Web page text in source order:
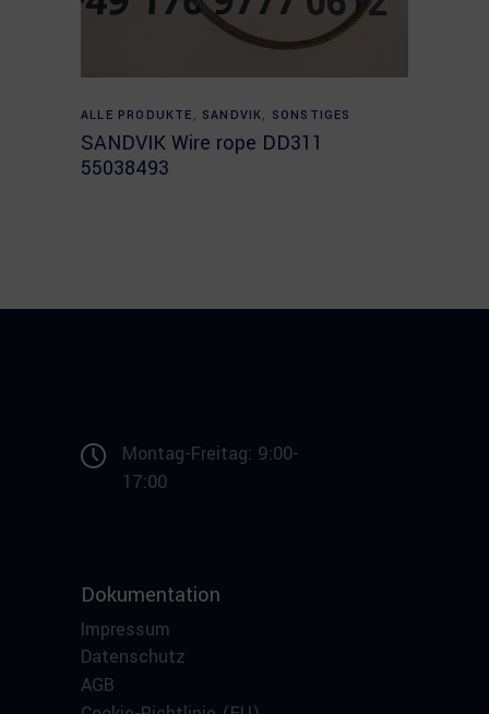
Read more
ALLE PRODUKTE , SANDVIK, SONSTIGES
SANDVIK Wire rope DD311
55038493
Montag-Freitag: 9:00-
17:00
Dokumentation
Impressum
Datenschutz
AGB